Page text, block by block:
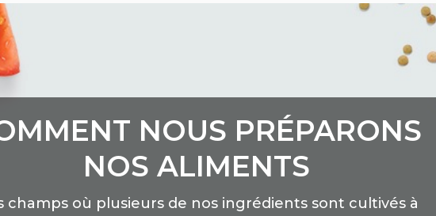
NOUS PRÉPARONS
NOS ALIMENTS
champs où plusieurs de nos ingrédients sont cultivés à